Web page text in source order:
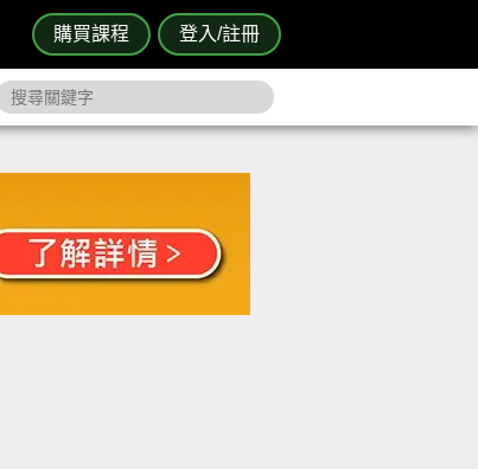
購買課程 登入/註冊